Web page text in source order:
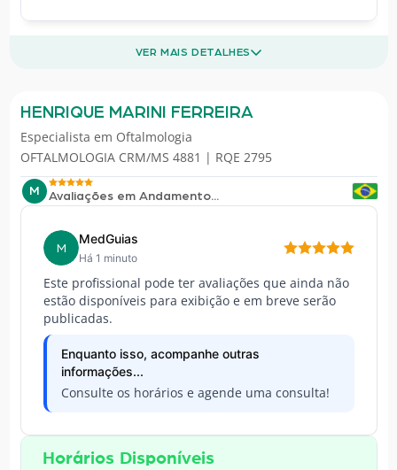
VER MAIS DETALHES
HENRIQUE MARINI FERREIRA
Especialista em Oftalmologia
OFTALMOLOGIA CRM/MS 4881 | RQE 2795
M Avaliações em Andamento...
M
MedGuias
Há 1 minuto
Este profissional pode ter avaliações que ainda não
estão disponíveis para exibição e em breve serão
publicadas.
Enquanto isso, acompanhe outras
informações...
Consulte os horários e agende uma consulta!
Horários Disponíveis